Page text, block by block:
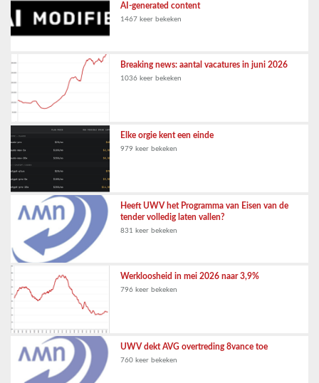
AI-generated content
1467 keer bekeken
Breaking news: aantal vacatures in juni 2026
1036 keer bekeken
Elke orgie kent een einde
979 keer bekeken
Heeft UWV het Programma van Eisen van de
tender volledig laten vallen?
831 keer bekeken
Werkloosheid in mei 2026 naar 3,9%
796 keer bekeken
UWV dekt AVG overtreding 8vance toe
760 keer bekeken